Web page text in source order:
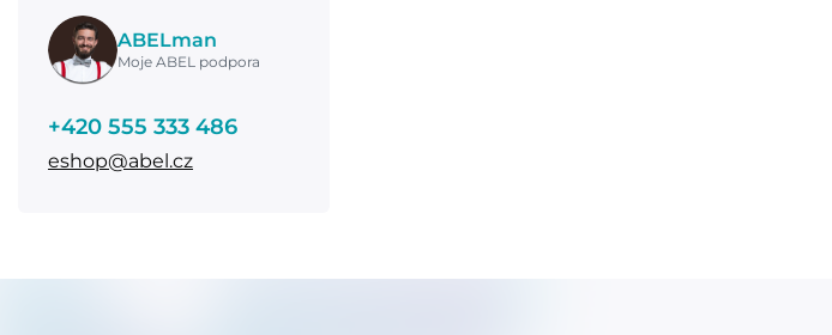
ABELman
Moje ABEL podpora
+420 555 333 486
eshop@abel.cz